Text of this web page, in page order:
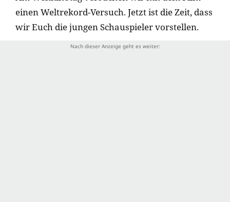
einen Weltrekord-Versuch. Jetzt ist die Zeit, dass
wir Euch die jungen Schauspieler vorstellen.